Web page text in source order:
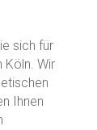
sich für
Köln. Wir
Ihnen